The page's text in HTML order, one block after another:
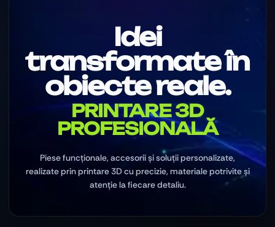
PRINTARE 3D
PROFESIONALĂ
Idei
transformate în
obiecte reale.
Piese funcționale, accesorii și soluții personalizate,
realizate prin printare 3D cu precizie, materiale potrivite și
atenție la fiecare detaliu.